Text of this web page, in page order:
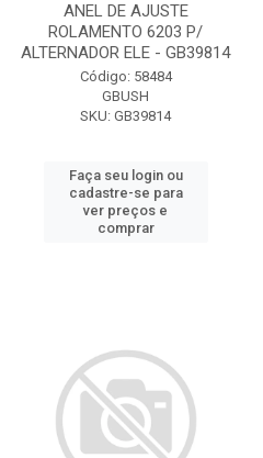
ANEL DE AJUSTE
ROLAMENTO 6203 P/
ALTERNADOR ELE - GB39814
Código: 58484
GBUSH
SKU: GB39814
Faça seu login ou
cadastre-se para
ver preços e
comprar